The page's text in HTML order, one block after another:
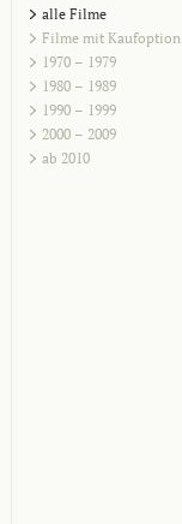
alle Filme
Filme mit Kaufoption
1970 – 1979
1980 – 1989
1990 – 1999
2000 – 2009
ab 2010